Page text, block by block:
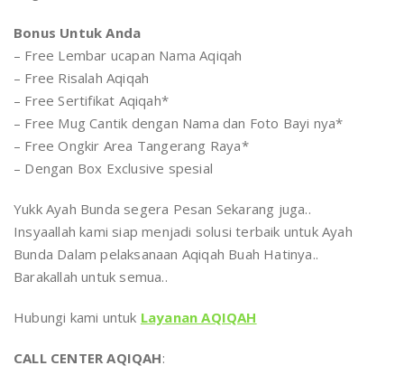
Bonus Untuk Anda
– Free Lembar ucapan Nama Aqiqah
– Free Risalah Aqiqah
– Free Sertifikat Aqiqah*
– Free Mug Cantik dengan Nama dan Foto Bayi nya*
– Free Ongkir Area Tangerang Raya*
– Dengan Box Exclusive spesial
Yukk Ayah Bunda segera Pesan Sekarang juga..
Insyaallah kami siap menjadi solusi terbaik untuk Ayah
Bunda Dalam pelaksanaan Aqiqah Buah Hatinya..
Barakallah untuk semua..
Hubungi kami untuk Layanan AQIQAH
CALL CENTER AQIQAH: